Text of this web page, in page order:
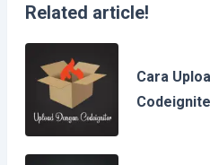
Related article!
Cara